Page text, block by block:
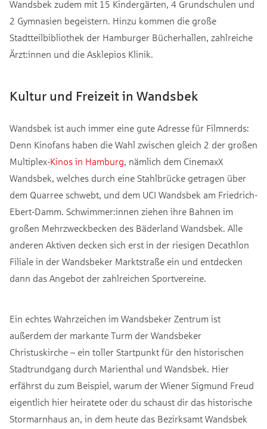
Wandsbek zudem mit 15 Kindergärten, 4 Grundschulen und
2 Gymnasien begeistern. Hinzu kommen die große
Stadtteilbibliothek der Hamburger Bücherhallen, zahlreiche
Ärzt:innen und die Asklepios Klinik.
Kultur und Freizeit in Wandsbek
Wandsbek ist auch immer eine gute Adresse für Filmnerds:
Denn Kinofans haben die Wahl zwischen gleich 2 der großen
Multiplex-Kinos in Hamburg, nämlich dem CinemaxX
Wandsbek, welches durch eine Stahlbrücke getragen über
dem Quarree schwebt, und dem UCI Wandsbek am Friedrich-
Ebert-Damm. Schwimmer:innen ziehen ihre Bahnen im
großen Mehrzweckbecken des Bäderland Wandsbek. Alle
anderen Aktiven decken sich erst in der riesigen Decathlon
Filiale in der Wandsbeker Marktstraße ein und entdecken
dann das Angebot der zahlreichen Sportvereine.
Ein echtes Wahrzeichen im Wandsbeker Zentrum ist
außerdem der markante Turm der Wandsbeker
Christuskirche – ein toller Startpunkt für den historischen
Stadtrundgang durch Marienthal und Wandsbek. Hier
erfährst du zum Beispiel, warum der Wiener Sigmund Freud
eigentlich hier heiratete oder du schaust dir das historische
Stormarnhaus an, in dem heute das Bezirksamt Wandsbek